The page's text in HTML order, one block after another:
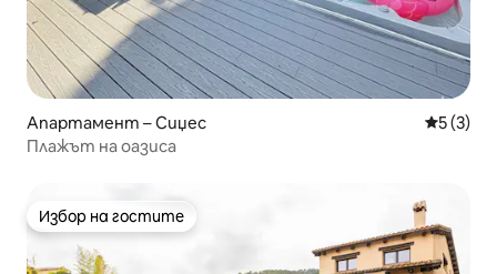
Апартамент – Сиџес Средна
5 (3)
Плажът на оазиса
Избор на гостите
Избор на гостите